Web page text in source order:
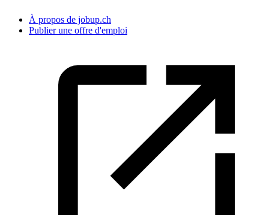
À propos de jobup.ch
Publier une offre d'emploi